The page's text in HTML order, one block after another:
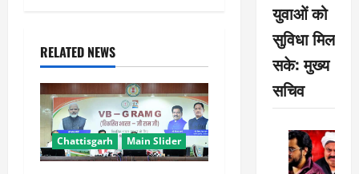
v
i
g
a
RELATED NEWS
Chattisgarh Main Slider
युवाओं को
सुविधा मिल
सके: मुख्य
सचिव